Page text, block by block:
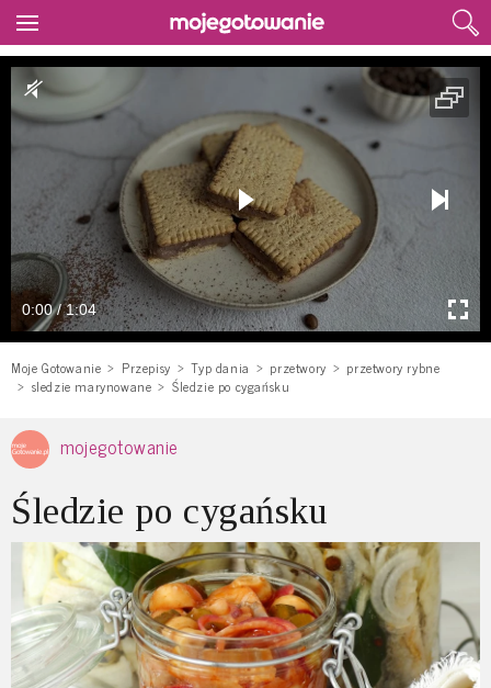
0:00 / 1:04
Moje Gotowanie Przepisy Typ dania przetwory
przetwory rybne
sledzie marynowane
Śledzie po cygańsku
mojegotowanie
Śledzie po cygańsku